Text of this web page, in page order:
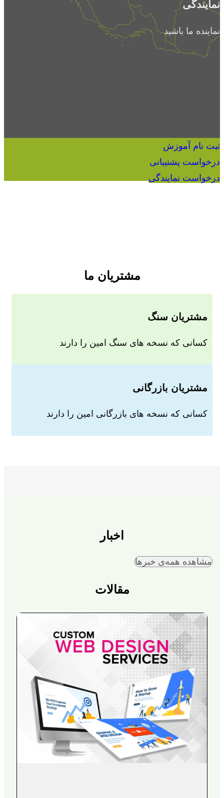
نمایندگی
نماینده ما باشید
ثبت نام آموزش
درخواست پشتیبانی
درخواست نمایندگی
مشتریان ما
مشتریان سنگ
کسانی که نسخه های سنگ امین را دارند
مشتریان بازرگانی
کسانی که نسخه های بازرگانی امین را دارند
اخبار
مشاهده همه‌ی خبر‌ها
مقالات